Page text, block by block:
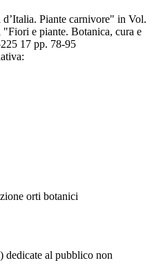
Piante carnivore" in Vol.
e piante. Botanica, cura e
17 pp. 78-95
orti botanici
dedicate al pubblico non